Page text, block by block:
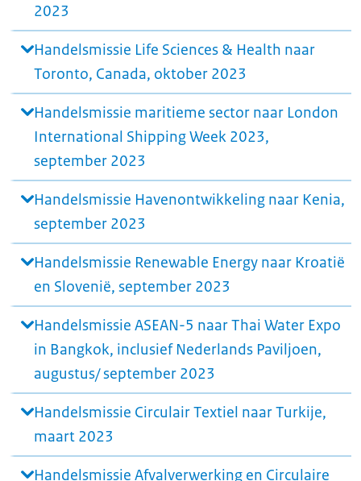
2023
Handelsmissie Life Sciences & Health naar
Toronto, Canada, oktober 2023
Handelsmissie maritieme sector naar London
International Shipping Week 2023,
september 2023
Handelsmissie Havenontwikkeling naar Kenia,
september 2023
Handelsmissie Renewable Energy naar Kroatië
en Slovenië, september 2023
Handelsmissie ASEAN-5 naar Thai Water Expo
in Bangkok, inclusief Nederlands Paviljoen,
augustus/ september 2023
Handelsmissie Circulair Textiel naar Turkije,
maart 2023
Handelsmissie Afvalverwerking en Circulaire